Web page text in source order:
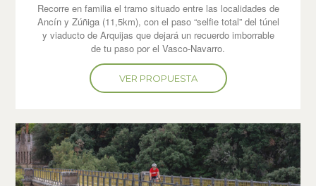
Recorre en familia el tramo situado entre las localidades de
Ancín y Zúñiga (11,5km), con el paso “selfie total” del túnel
y viaducto de Arquijas que dejará un recuerdo imborrable
de tu paso por el Vasco-Navarro.
VER PROPUESTA